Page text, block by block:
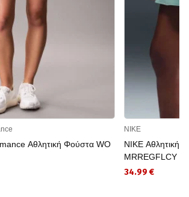
Αθλητική Φούστα WO
NIKE
NIKE Αθλητική
MRREGFLCY
34.99 €